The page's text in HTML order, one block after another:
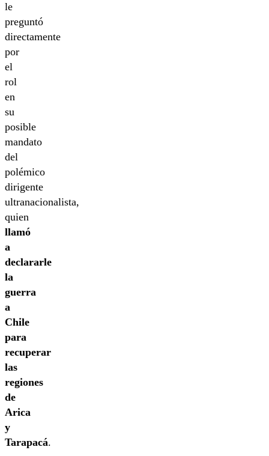
le
preguntó
directamente
por
el
rol
en
su
posible
mandato
del
polémico
dirigente
ultranacionalista,
quien
llamó
a
declararle
la
guerra
a
Chile
para
recuperar
las
regiones
de
Arica
y
Tarapacá.